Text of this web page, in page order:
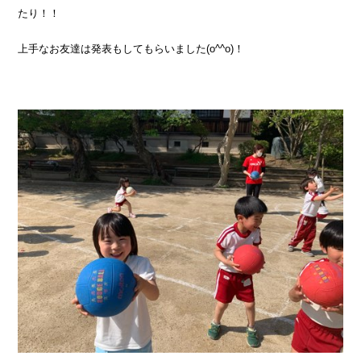
たり！！
上手なお友達は発表もしてもらいました(o^^o)！